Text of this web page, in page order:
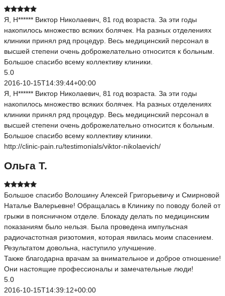
Я, Н****** Виктор Николаевич, 81 год возраста. За эти годы
накопилось множество всяких болячек. На разных отделениях
клиники принял ряд процедур. Весь медицинский персонал в
высшей степени очень доброжелательно относится к больным.
Большое спасибо всему коллективу клиники.
5.0
2016-10-15T14:39:44+00:00
Я, Н****** Виктор Николаевич, 81 год возраста. За эти годы
накопилось множество всяких болячек. На разных отделениях
клиники принял ряд процедур. Весь медицинский персонал в
высшей степени очень доброжелательно относится к больным.
Большое спасибо всему коллективу клиники.
http://clinic-pain.ru/testimonials/viktor-nikolaevich/
Ольга Т.
Большое спасибо Волошину Алексей Григорьевичу и Смирновой
Наталье Валерьевне! Обращалась в Клинику по поводу болей от
грыжи в поясничном отделе. Блокаду делать по медицинским
показаниям было нельзя. Была проведена импульсная
радиочастотная ризотомия, которая явилась моим спасением.
Результатом довольна, наступило улучшение.
Также благодарна врачам за внимательное и доброе отношение!
Они настоящие профессионалы и замечательные люди!
5.0
2016-10-15T14:39:12+00:00